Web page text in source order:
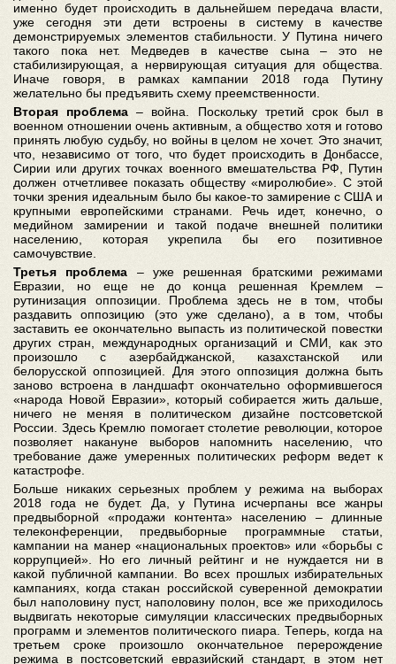
именно будет происходить в дальнейшем передача власти,
уже сегодня эти дети встроены в систему в качестве
демонстрируемых элементов стабильности. У Путина ничего
такого пока нет. Медведев в качестве сына – это не
стабилизирующая, а нервирующая ситуация для общества.
Иначе говоря, в рамках кампании 2018 года Путину
желательно бы предъявить схему преемственности.
Вторая проблема – война. Поскольку третий срок был в
военном отношении очень активным, а общество хотя и готово
принять любую судьбу, но войны в целом не хочет. Это значит,
что, независимо от того, что будет происходить в Донбассе,
Сирии или других точках военного вмешательства РФ, Путин
должен отчетливее показать обществу «миролюбие». С этой
точки зрения идеальным было бы какое-то замирение с США и
крупными европейскими странами. Речь идет, конечно, о
медийном замирении и такой подаче внешней политики
населению, которая укрепила бы его позитивное
самочувствие.
Третья проблема – уже решенная братскими режимами
Евразии, но еще не до конца решенная Кремлем –
рутинизация оппозиции. Проблема здесь не в том, чтобы
раздавить оппозицию (это уже сделано), а в том, чтобы
заставить ее окончательно выпасть из политической повестки
других стран, международных организаций и СМИ, как это
произошло с азербайджанской, казахстанской или
белорусской оппозицией. Для этого оппозиция должна быть
заново встроена в ландшафт окончательно оформившегося
«народа Новой Евразии», который собирается жить дальше,
ничего не меняя в политическом дизайне постсоветской
России. Здесь Кремлю помогает столетие революции, которое
позволяет накануне выборов напомнить населению, что
требование даже умеренных политических реформ ведет к
катастрофе.
Больше никаких серьезных проблем у режима на выборах
2018 года не будет. Да, у Путина исчерпаны все жанры
предвыборной «продажи контента» населению – длинные
телеконференции, предвыборные программные статьи,
кампании на манер «национальных проектов» или «борьбы с
коррупцией». Но его личный рейтинг и не нуждается ни в
какой публичной кампании. Во всех прошлых избирательных
кампаниях, когда стакан российской суверенной демократии
был наполовину пуст, наполовину полон, все же приходилось
выдвигать некоторые симуляции классических предвыборных
программ и элементов политического пиара. Теперь, когда на
третьем сроке произошло окончательное перерождение
режима в постсоветский евразийский стандарт, в этом нет